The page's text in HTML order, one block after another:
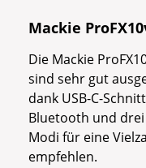
Mackie
Die Mackie
sind sehr gut
dank USB-C-
Bluetooth und
Modi für eine
empfehlen.